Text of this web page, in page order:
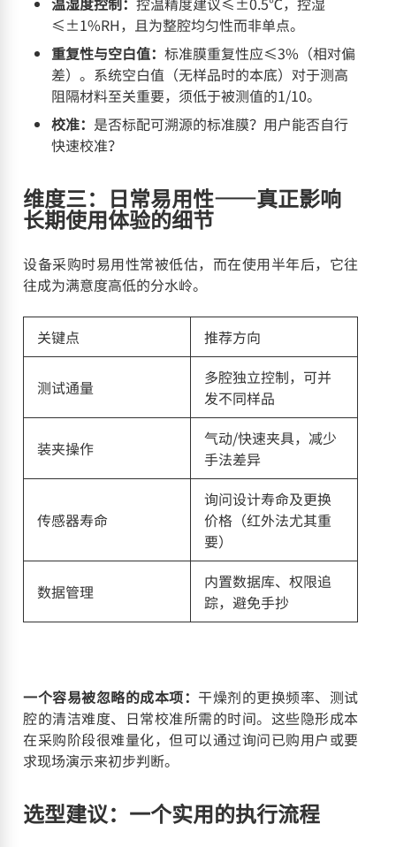
≤±1%RH，且为整腔均匀性而非单点。
重复性与空白值：标准膜重复性应≤3%（相对偏
差）。系统空白值（无样品时的本底）对于测高
阻隔材料至关重要，须低于被测值的1/10。
校准： 是否标配可溯源的标准膜？用户能否自行
快速校准？
维度三：日常易用性——真正影响
长期使用体验的细节
设备采购时易用性常被低估，而在使用半年后，它往
往成为满意度高低的分水岭。
关键点 推荐方向
测试通量
多腔独立控制，可并
发不同样品
装夹操作
气动/快速夹具，减少
手法差异
传感器寿命
询问设计寿命及更换
价格（红外法尤其重
要）
数据管理
内置数据库、权限追
踪，避免手抄
一个容易被忽略的成本项： 干燥剂的更换频率、测试
腔的清洁难度、日常校准所需的时间。这些隐形成本
在采购阶段很难量化，但可以通过询问已购用户或要
求现场演示来初步判断。
选型建议：一个实用的执行流程